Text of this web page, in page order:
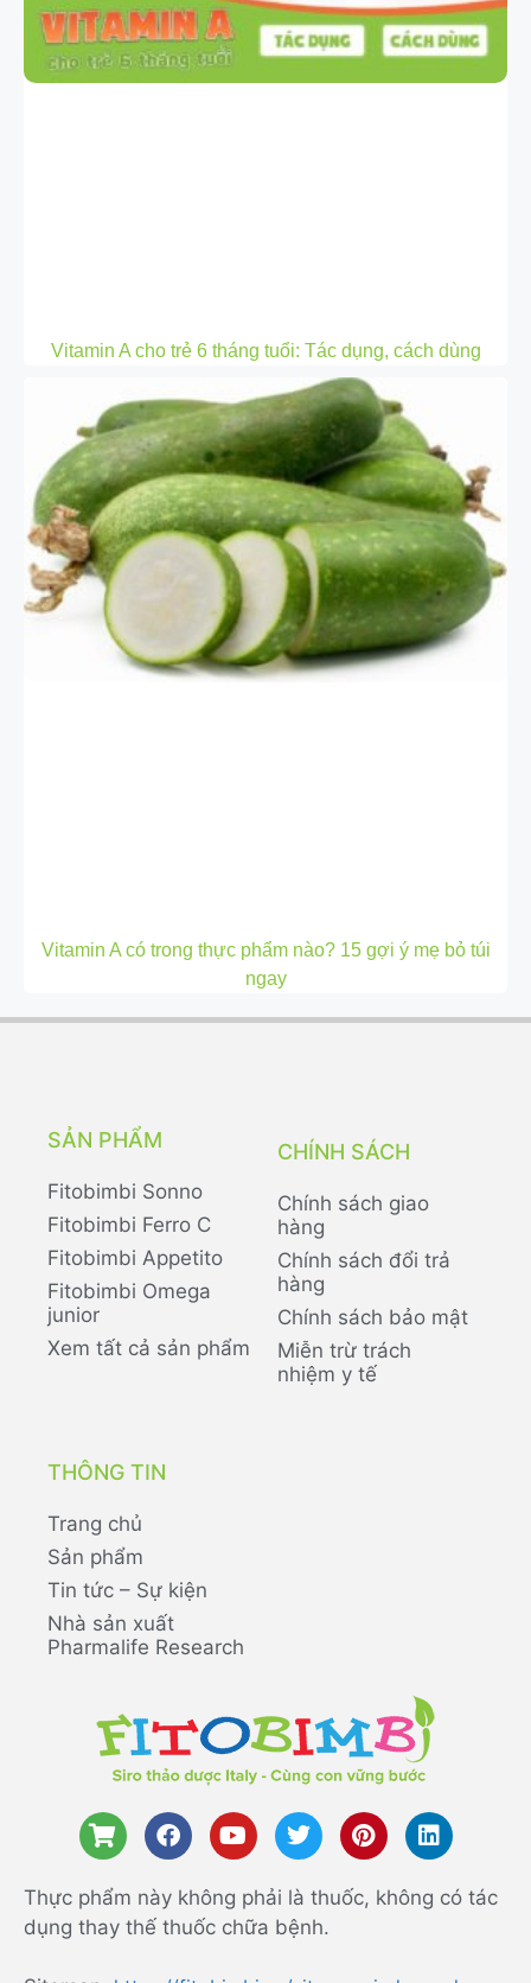
Vitamin A cho trẻ 6 tháng tuổi: Tác dụng, cách dùng
Vitamin A có trong thực phẩm nào? 15 gợi ý mẹ bỏ túi
ngay
SẢN PHẨM
Fitobimbi Sonno
Fitobimbi Ferro C
Fitobimbi Appetito
Fitobimbi Omega
junior
Xem tất cả sản phẩm
CHÍNH SÁCH
Chính sách giao
hàng
Chính sách đổi trả
hàng
Chính sách bảo mật
Miễn trừ trách
nhiệm y tế
THÔNG TIN
Trang chủ
Sản phẩm
Tin tức – Sự kiện
Nhà sản xuất
Pharmalife Research
Thực phẩm này không phải là thuốc, không có tác
dụng thay thế thuốc chữa bệnh.